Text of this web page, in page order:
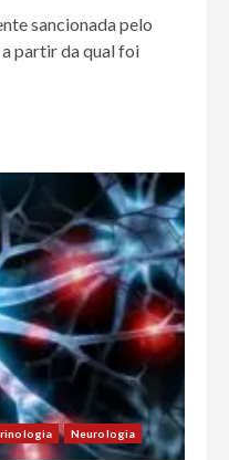
sancionada pelo
partir da qual foi
Neurologia